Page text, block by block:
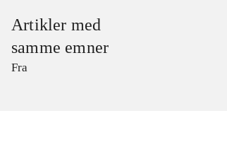
Artikler med
samme emner
Fra